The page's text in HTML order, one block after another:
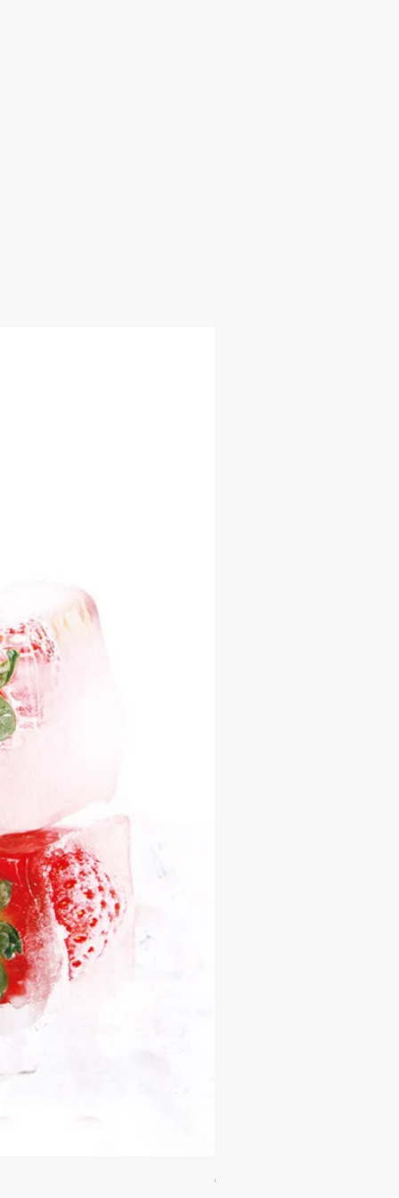
Orgie WOW! Blowjob Spray -